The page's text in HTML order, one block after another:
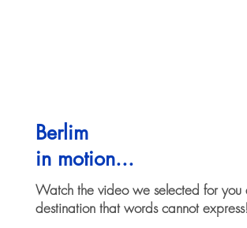
Berlim
in motion...
Watch the video we selected for you
destination that words cannot express!